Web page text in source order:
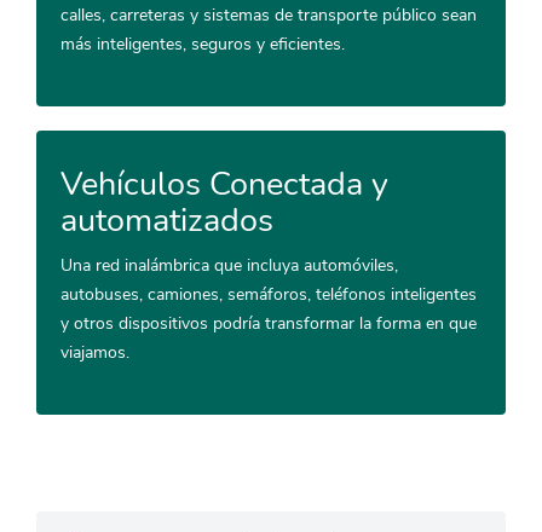
calles, carreteras y sistemas de transporte público sean
más inteligentes, seguros y eficientes.
Vehículos Conectada y
automatizados
Una red inalámbrica que incluya automóviles,
autobuses, camiones, semáforos, teléfonos inteligentes
y otros dispositivos podría transformar la forma en que
viajamos.